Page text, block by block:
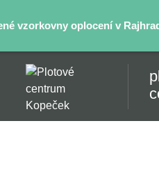
vzorkovny oplocení v